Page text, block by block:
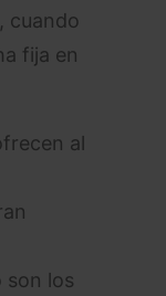
cuando
fija en
al
son los